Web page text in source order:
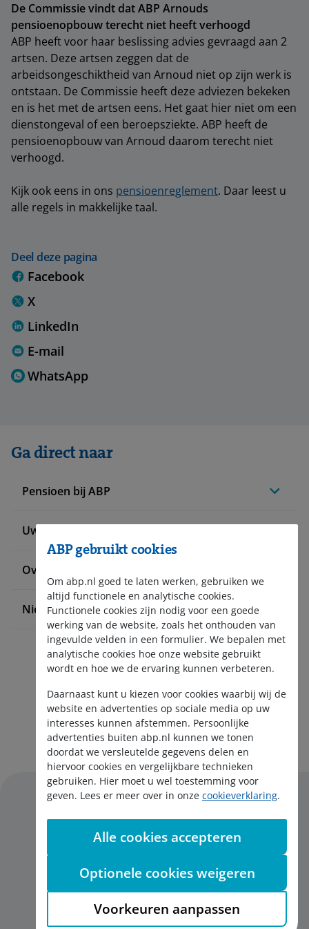
De Commissie vindt dat ABP Arnouds
pensioenopbouw terecht niet heeft verhoogd
ABP heeft voor haar beslissing advies gevraagd aan 2
artsen. Deze artsen zeggen dat de
arbeidsongeschiktheid van Arnoud niet op zijn werk is
ontstaan. De Commissie heeft deze adviezen bekeken
en is het met de artsen eens. Het gaat hier niet om een
dienstongeval of een beroepsziekte. ABP heeft de
pensioenopbouw van Arnoud daarom terecht niet
verhoogd.
Kijk ook eens in ons pensioenreglement. Daar leest u
alle regels in makkelijke taal.
Deel deze pagina
Facebook
X
LinkedIn
E-mail
WhatsApp
Ga direct naar
Pensioen bij ABP
Uw situatie verandert
Over ABP
Nieuws en pers
Aanmelden nieuwsbrief
Disclaimer
Cookies
ABP gebruikt cookies
Om abp.nl goed te laten werken, gebruiken we
altijd functionele en analytische cookies.
Functionele cookies zijn nodig voor een goede
werking van de website, zoals het onthouden van
ingevulde velden in een formulier. We bepalen met
analytische cookies hoe onze website gebruikt
wordt en hoe we de ervaring kunnen verbeteren.
Daarnaast kunt u kiezen voor cookies waarbij wij de
website en advertenties op sociale media op uw
interesses kunnen afstemmen. Persoonlijke
advertenties buiten abp.nl kunnen we tonen
doordat we versleutelde gegevens delen en
hiervoor cookies en vergelijkbare technieken
gebruiken. Hier moet u wel toestemming voor
geven. Lees er meer over in onze cookieverklaring.
Alle cookies accepteren
Optionele cookies weigeren
Voorkeuren aanpassen